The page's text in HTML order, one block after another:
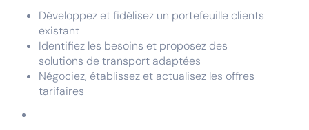
Développez et fidélisez un portefeuille clients
existant
Identifiez les besoins et proposez des
solutions de transport adaptées
Négociez, établissez et actualisez les offres
tarifaires